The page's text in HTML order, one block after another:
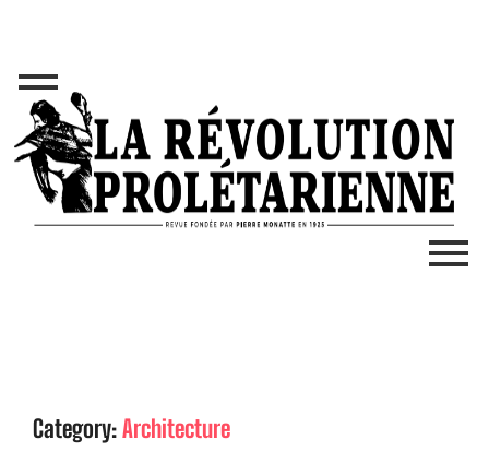
Category:Architecture